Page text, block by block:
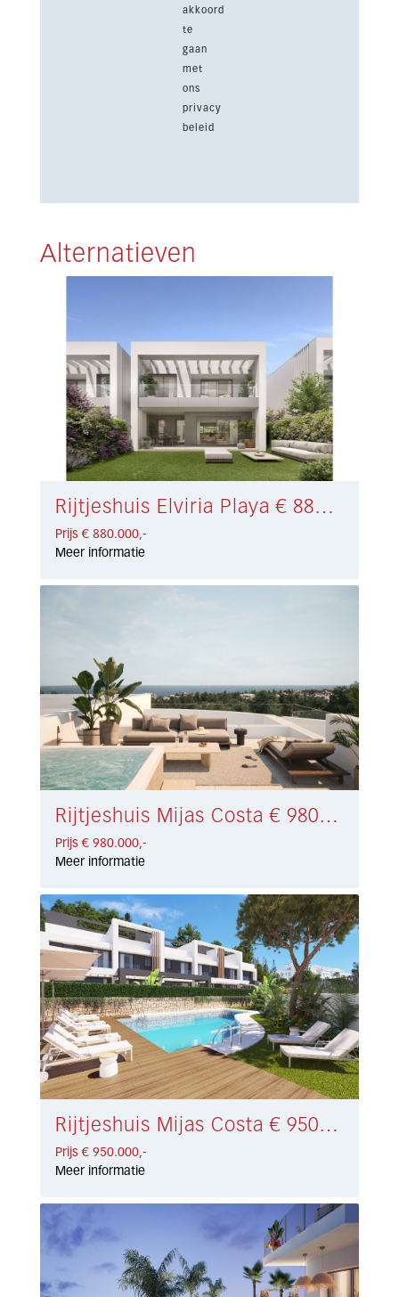
akkoord
te
gaan
met
ons
privacy
beleid
Alternatieven
Rijtjeshuis Elviria Playa € 880.000,-
Prijs € 880.000,-
Meer informatie
Rijtjeshuis Mijas Costa € 980.000,-
Prijs € 980.000,-
Meer informatie
Rijtjeshuis Mijas Costa € 950.000,-
Prijs € 950.000,-
Meer informatie